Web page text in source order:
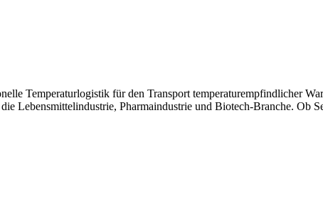
Temperaturlogistik für den Transport temperaturempfindlicher
Lebensmittelindustrie, Pharmaindustrie und Biotech-Branche. Ob